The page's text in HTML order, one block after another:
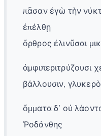
πᾶσαν ἐγὼ τὴν
ἐπέλθῃ
ὄρθρος ἐλινῦσαι
ἀμφιπεριτρύζουσι
βάλλουσιν,
ὄμματα δ᾽ οὐ
Ῥοδάνθης